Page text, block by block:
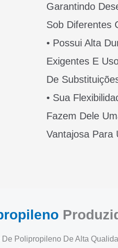
Garantindo
Sob Diferentes
• Possui Alta
Exigentes E
De
• Sua
Fazem Dele
Vantajosa Para
Polipropileno De Alta